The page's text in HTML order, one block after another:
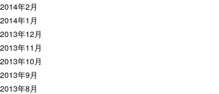
2014年2月
2014年1月
2013年12月
2013年11月
2013年10月
2013年9月
2013年8月